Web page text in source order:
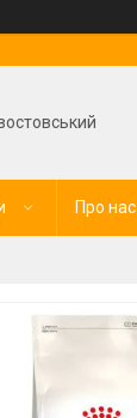
Про нас